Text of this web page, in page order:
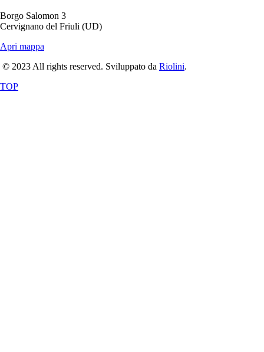
Borgo Salomon 3
Cervignano del Friuli (UD)
Apri mappa
© 2023 All rights reserved. Sviluppato da Riolini.
TOP